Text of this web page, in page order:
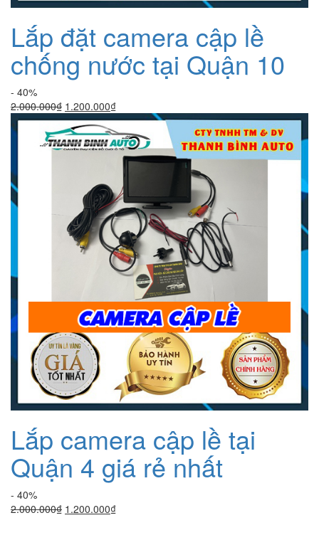
Lắp đặt camera cập lề
chống nước tại Quận 10
- 40%
2.000.000₫ Giá
gốc
là:
2.000.000₫.
1.200.000₫Giá
hiện
tại
là:
1.200.000₫.
Lắp camera cập lề tại
Quận 4 giá rẻ nhất
- 40%
2.000.000₫ Giá
1.200.000₫Giá